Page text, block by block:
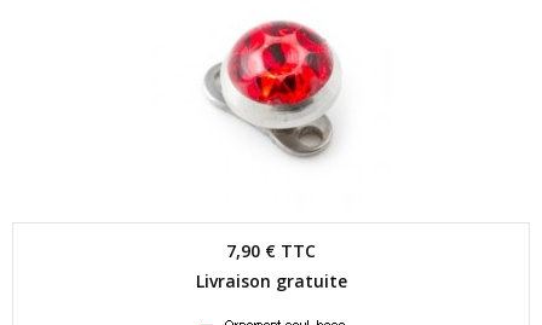
7,90 € TTC
Livraison gratuite